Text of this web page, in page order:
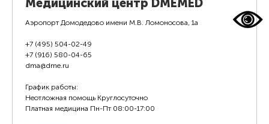
Аэропорт Домодедово имени М.В. Ломоносова, 1а
+7 (495) 504-02-49
+7 (916) 580-04-65
dma@dme.ru
График работы:
Неотложная помощь Круглосуточно
Платная медицина Пн-Пт 08:00-17:00